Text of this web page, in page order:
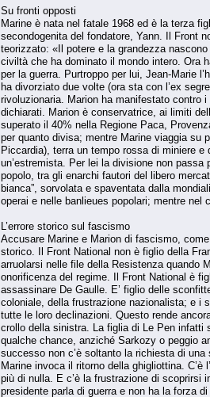
Su fronti opposti
Marine è nata nel fatale 1968 ed è la terza
secondogenita del fondatore, Yann. Il Front
teorizzato: «Il potere e la grandezza
civiltà che ha dominato il mondo intero. Ora
per la guerra. Purtroppo per lui, Jean-Marie
ha divorziato due volte (ora sta con l’ex
rivoluzionaria. Marion ha manifestato contro
dichiarati. Marion è conservatrice, ai limiti
superato il 40% nella Regione Paca,
per quanto divisa; mentre Marine viaggia su
Piccardia), terra un tempo rossa di miniere
un’estremista. Per lei la divisione non
popolo, tra gli enarchi fautori del libero
bianca”, sorvolata e spaventata dalla
operai e nelle banlieues popolari; mentre nel
L’errore storico sul fascismo
Accusare Marine e Marion di fascismo,
storico. Il Front National non è figlio della
arruolarsi nelle file della Resistenza quando
onorificenza del regime. Il Front National è
assassinare De Gaulle. E’ figlio delle
coloniale, della frustrazione nazionalista; e i
tutte le loro declinazioni. Questo rende
crollo della sinistra. La figlia di Le Pen infatti
qualche chance, anziché Sarkozy o peggio
successo non c’è soltanto la richiesta di
Marine invoca il ritorno della ghigliottina. C’è
più di nulla. E c’è la frustrazione di scoprirsi
presidente parla di guerra e non ha la forza